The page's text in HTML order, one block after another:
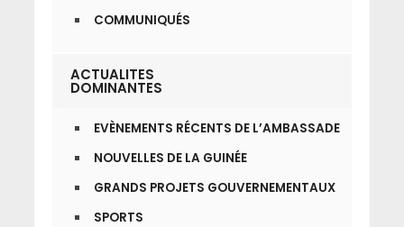
COMMUNIQUÉS
ACTUALITES
DOMINANTES
EVÈNEMENTS RÉCENTS DE L’AMBASSADE
NOUVELLES DE LA GUINÉE
GRANDS PROJETS GOUVERNEMENTAUX
SPORTS